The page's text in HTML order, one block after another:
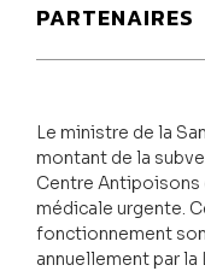
PARTENAIRES
Le ministre de la
montant de la
Centre Antipoisons
médicale urgente.
fonctionnement
annuellement par